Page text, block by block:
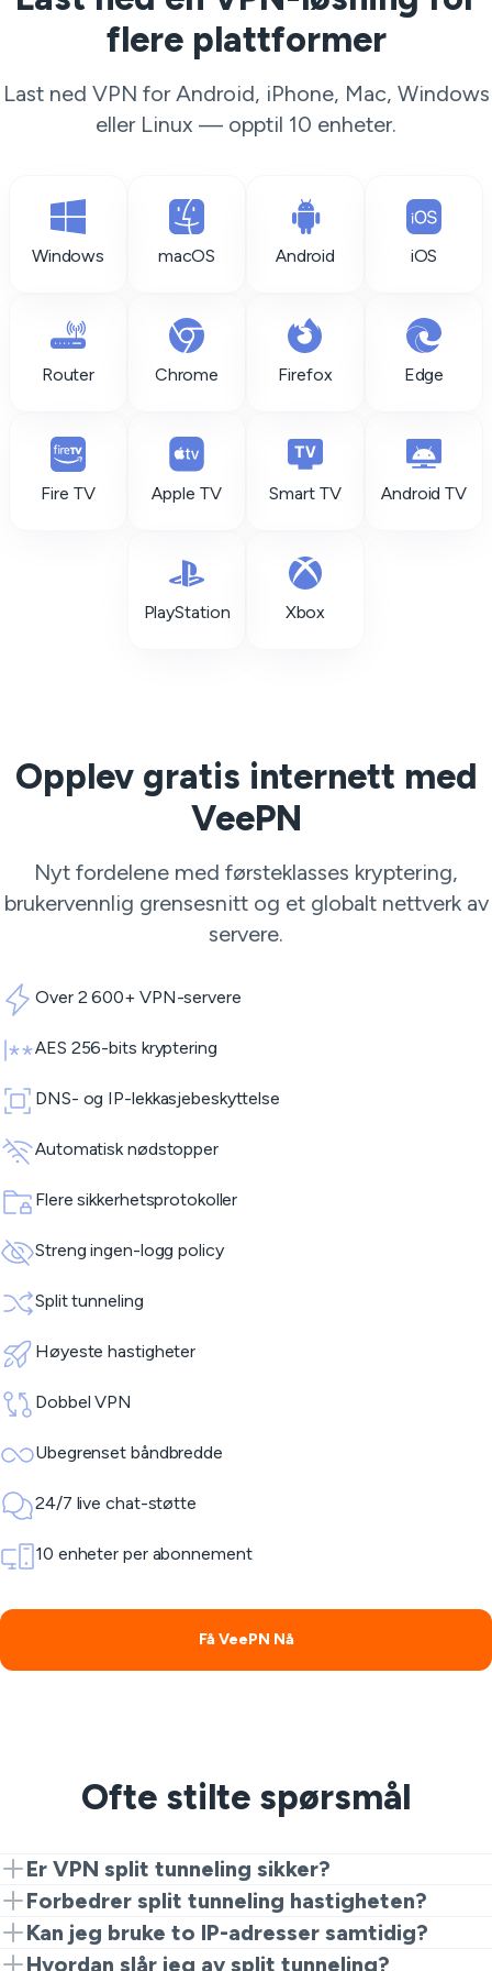
flere plattformer
Last ned VPN for Android, iPhone, Mac, Windows
eller Linux — opptil 10 enheter.
Windows macOS Android iOS
Router Chrome Firefox Edge
Fire TV Apple TV Smart TV Android TV
PlayStation Xbox
Opplev gratis internett med
VeePN
Nyt fordelene med førsteklasses kryptering,
brukervennlig grensesnitt og et globalt nettverk av
servere.
Over 2 600+ VPN-servere
AES 256-bits kryptering
DNS- og IP-lekkasjebeskyttelse
Automatisk nødstopper
Flere sikkerhetsprotokoller
Streng ingen-logg policy
Split tunneling
Høyeste hastigheter
Dobbel VPN
Ubegrenset båndbredde
24/7 live chat-støtte
10 enheter per abonnement
Få VeePN Nå
Ofte stilte spørsmål
Er VPN split tunneling sikker?
Ja. Det er sikkert når du forstår hvilken trafikk som
omgår VPN-en og holder sensitiv aktivitet beskyttet.
Forbedrer split tunneling hastigheten?
Ja. Å ekskludere dataintensive eller latenssensitiv apper
kan merkbart forbedre ytelsen.
Kan jeg bruke to IP-adresser samtidig?
Ja. Split tunneling tillater samtidig bruk av VPN- og
Hvordan slår jeg av split tunneling?